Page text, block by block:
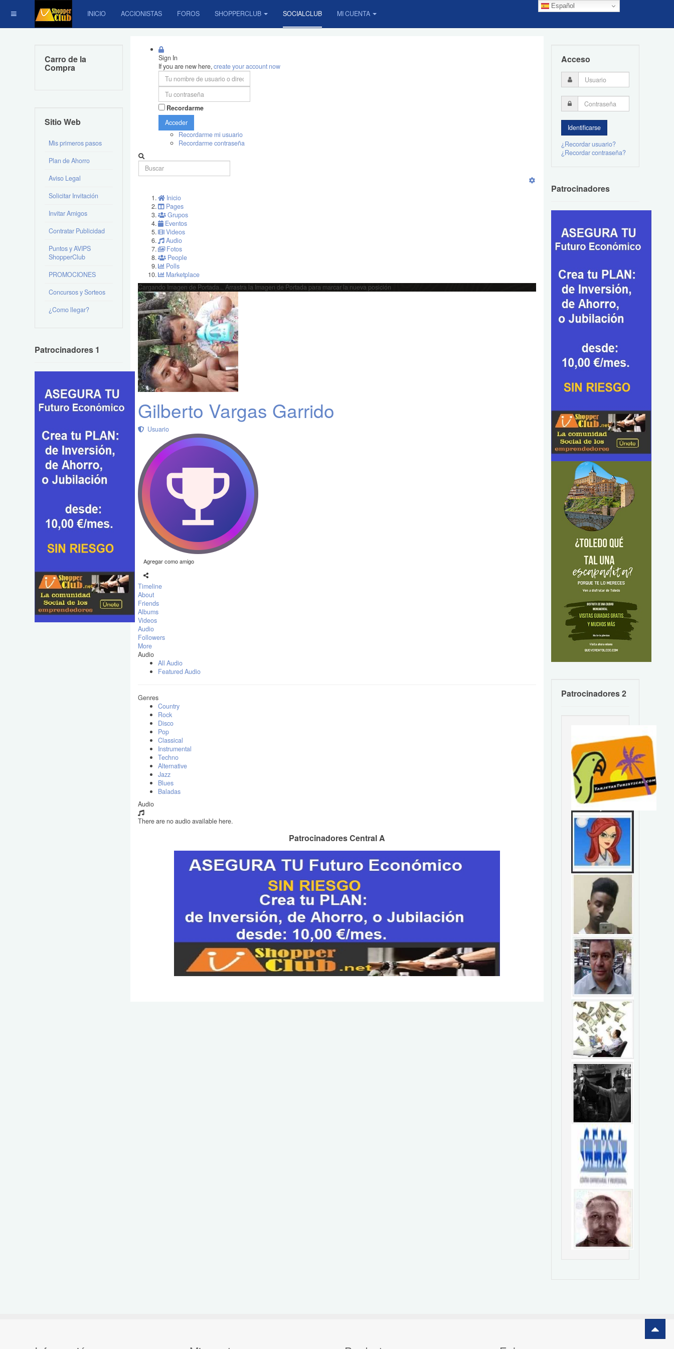
Español
INICIO ACCIONISTAS FOROS SHOPPERCLUB SOCIALCLUB MI CUENTA
Sign In
If you are new here,create your account now
Recordarme
Acceder
Recordarme mi usuario
Recordarme contraseña
Inicio
Pages
Grupos
Eventos
Videos
Audio
Fotos
People
Polls
Marketplace
Cargando Imagen de Portada... Arrastra la Imagen de Portada para marcar la nueva posición
Gilberto Vargas Garrido
Usuario
Agregar como amigo
Timeline
About
Friends
Albums
Videos
Audio
Followers
More
Audio
All Audio
Featured Audio
Genres
Country
Rock
Disco
Pop
Classical
Instrumental
Techno
Alternative
Jazz
Blues
Baladas
Audio
There are no audio available here.
Patrocinadores Central A
Carro de la
Compra
Sitio Web
Mis primeros pasos
Plan de Ahorro
Aviso Legal
Solicitar Invitación
Invitar Amigos
Contratar Publicidad
Puntos y AVIPS
ShopperClub
PROMOCIONES
Concursos y Sorteos
¿Como llegar?
Patrocinadores 1
Acceso
¿Recordar usuario?
¿Recordar contraseña?
Patrocinadores
Patrocinadores 2